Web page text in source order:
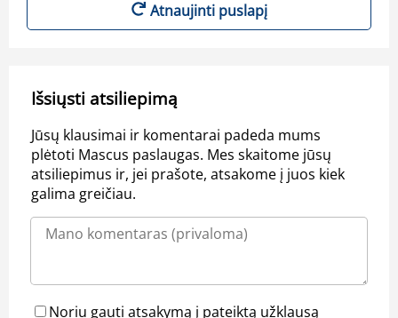
Atnaujinti puslapį
Išsiųsti atsiliepimą
Jūsų klausimai ir komentarai padeda mums
plėtoti Mascus paslaugas. Mes skaitome jūsų
atsiliepimus ir, jei prašote, atsakome į juos kiek
galima greičiau.
Noriu gauti atsakymą į pateiktą užklausą